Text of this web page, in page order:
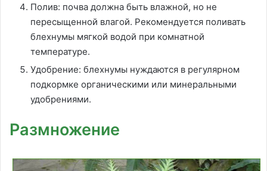
Полив: почва должна быть влажной, но не
пересыщенной влагой. Рекомендуется поливать
блехнумы мягкой водой при комнатной
температуре.
Удобрение: блехнумы нуждаются в регулярном
подкормке органическими или минеральными
удобрениями.
Размножение